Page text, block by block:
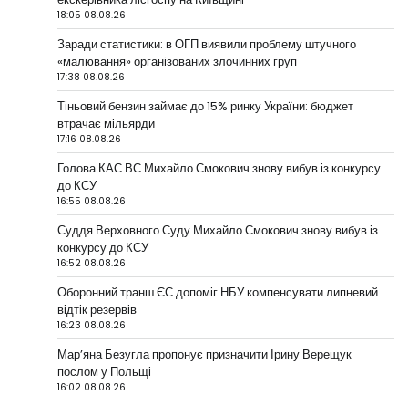
18:05 08.08.26
Заради статистики: в ОГП виявили проблему штучного
«малювання» організованих злочинних груп
17:38 08.08.26
Тіньовий бензин займає до 15% ринку України: бюджет
втрачає мільярди
17:16 08.08.26
Голова КАС ВС Михайло Смокович знову вибув із конкурсу
до КСУ
16:55 08.08.26
Суддя Верховного Суду Михайло Смокович знову вибув із
конкурсу до КСУ
16:52 08.08.26
Оборонний транш ЄС допоміг НБУ компенсувати липневий
відтік резервів
16:23 08.08.26
Мар’яна Безугла пропонує призначити Ірину Верещук
послом у Польщі
16:02 08.08.26